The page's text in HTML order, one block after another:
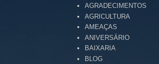
AGRADECIMENTOS
AGRICULTURA
AMEAÇAS
ANIVERSÁRIO
BAIXARIA
BLOG